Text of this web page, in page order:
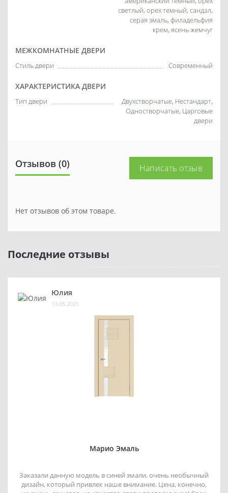
светлый, орех темный, сандал,
серая эмаль, филадельфия
крем, ясень жемчуг
МЕЖКОМНАТНЫЕ ДВЕРИ
Стиль двери Современный
ХАРАКТЕРИСТИКА ДВЕРИ
Тип двери
Двухстворчатые, Нестандарт,
Одностворчатые, Царговые
двери
Отзывов (0) Написать отзыв
Нет отзывов об этом товаре.
Последние отзывы
Юлия
13.05.2021
Марио Эмаль
Заказали данную модель в синей эмали, очень необычный
дизайн, который привлек наше внимание. Цена, конечно,